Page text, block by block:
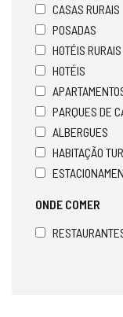
CASAS RURAIS
POSADAS
HOTÉIS RURAIS
HOTÉIS
PARQUES DE
ALBERGUES
HABITAÇÃO
ONDE COMER